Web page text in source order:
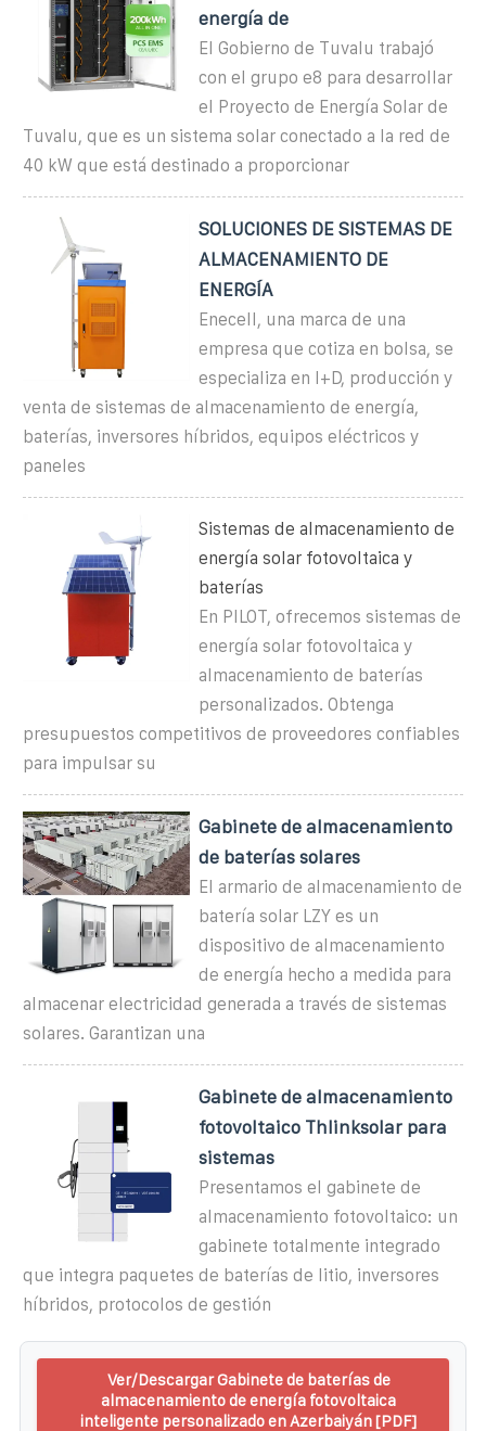
energía de
El Gobierno de Tuvalu trabajó
con el grupo e8 para desarrollar
el Proyecto de Energía Solar de
Tuvalu, que es un sistema solar conectado a la red de
40 kW que está destinado a proporcionar
SOLUCIONES DE SISTEMAS DE
ALMACENAMIENTO DE
ENERGÍA
Enecell, una marca de una
empresa que cotiza en bolsa, se
especializa en I+D, producción y
venta de sistemas de almacenamiento de energía,
baterías, inversores híbridos, equipos eléctricos y
paneles
Sistemas de almacenamiento de
energía solar fotovoltaica y
baterías
En PILOT, ofrecemos sistemas de
energía solar fotovoltaica y
almacenamiento de baterías
personalizados. Obtenga
presupuestos competitivos de proveedores confiables
para impulsar su
Gabinete de almacenamiento
de baterías solares
El armario de almacenamiento de
batería solar LZY es un
dispositivo de almacenamiento
de energía hecho a medida para
almacenar electricidad generada a través de sistemas
solares. Garantizan una
Gabinete de almacenamiento
fotovoltaico Thlinksolar para
sistemas
Presentamos el gabinete de
almacenamiento fotovoltaico: un
gabinete totalmente integrado
que integra paquetes de baterías de litio, inversores
híbridos, protocolos de gestión
Ver/Descargar Gabinete de baterías de
almacenamiento de energía fotovoltaica
inteligente personalizado en Azerbaiyán [PDF]